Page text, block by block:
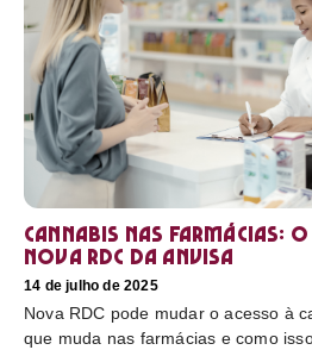
Cannabis nas farmácias:
nova RDC da Anvisa
14 de julho de 2025
Nova RDC pode mudar o acesso à
que muda nas farmácias e como